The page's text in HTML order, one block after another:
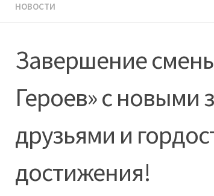
НОВОСТИ
Завершение
Героев» с новыми
друзьями и
достижения!